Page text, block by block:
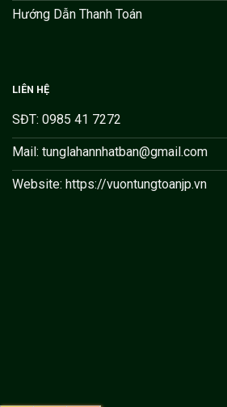
Hướng Dẫn Thanh Toán
LIÊN HỆ
SĐT: 0985 41 7272
Mail: tunglahannhatban@gmail.com
Website: https://vuontungtoanjp.vn